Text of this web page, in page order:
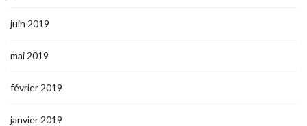
juin 2019
mai 2019
février 2019
janvier 2019